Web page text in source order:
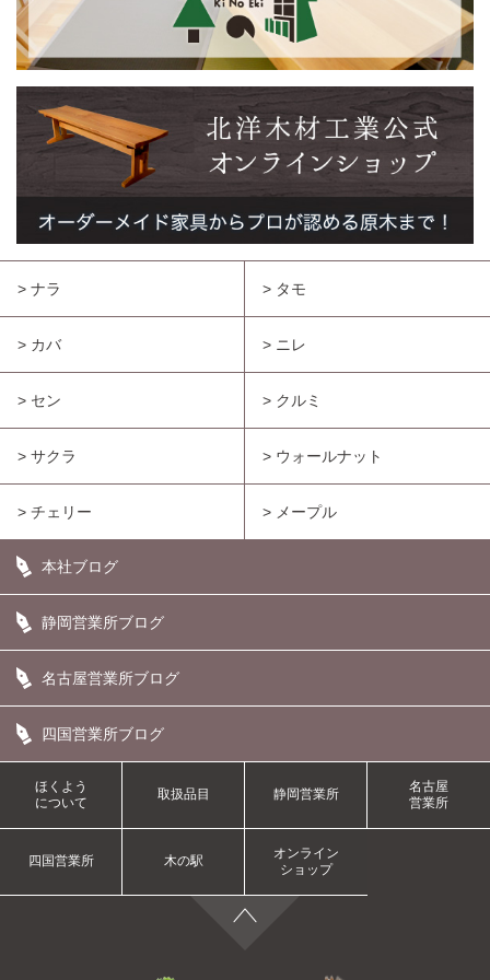
> ナラ > タモ
> カバ > ニレ
> セン > クルミ
> サクラ > ウォールナット
> チェリー > メープル
本社ブログ
静岡営業所ブログ
名古屋営業所ブログ
四国営業所ブログ
ほくよう
について
取扱品目 静岡営業所
名古屋
営業所
四国営業所 木の駅
オンライン
ショップ